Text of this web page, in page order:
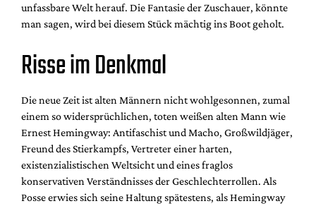
unfassbare Welt herauf. Die Fantasie der Zuschauer, könnte
man sagen, wird bei diesem Stück mächtig ins Boot geholt.
Risse im Denkmal
Die neue Zeit ist alten Männern nicht wohlgesonnen, zumal
einem so widersprüchlichen, toten weißen alten Mann wie
Ernest Hemingway: Antifaschist und Macho, Großwildjäger,
Freund des Stierkampfs, Vertreter einer harten,
existenzialistischen Weltsicht und eines fraglos
konservativen Verständnisses der Geschlechterrollen. Als
Posse erwies sich seine Haltung spätestens, als Hemingway